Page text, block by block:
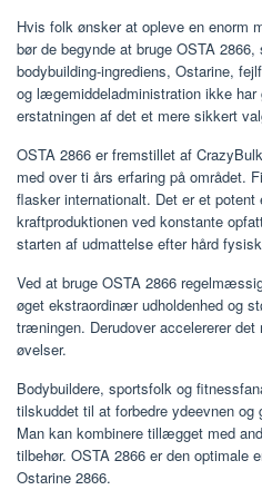
Hvis folk ønsker at opleve en enorm
bør de begynde at bruge OSTA
bodybuilding-ingrediens, Ostarine,
og lægemiddeladministration ikke har
erstatningen af ​​det et mere sikkert
OSTA 2866 er fremstillet af
med over ti års erfaring på området.
flasker internationalt. Det er et
kraftproduktionen ved konstante
starten af ​​udmattelse efter hård
Ved at bruge OSTA 2866
øget ekstraordinær udholdenhed og
træningen. Derudover accelererer
øvelser.
Bodybuildere, sportsfolk og
tilskuddet til at forbedre ydeevnen og
Man kan kombinere tillægget med
tilbehør. OSTA 2866 er den optimale
Ostarine 2866.